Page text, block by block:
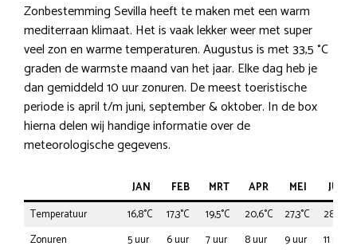
Zonbestemming Sevilla heeft te maken met een warm
mediterraan klimaat. Het is vaak lekker weer met super
veel zon en warme temperaturen. Augustus is met 33,5 °C
graden de warmste maand van het jaar. Elke dag heb je
dan gemiddeld 10 uur zonuren. De meest toeristische
periode is april t/m juni, september & oktober. In de box
hierna delen wij handige informatie over de
meteorologische gegevens.
JAN FEB MRT APR MEI
JUN
Temperatuur
16,8°C 17,3°C 19,5°C 20,6°C 27,3°C
28,6°C
Zonuren
5 uur 6 uur 7 uur 8 uur 9 uur 11 uur